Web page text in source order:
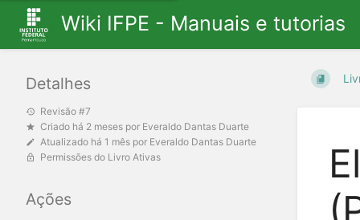
Wiki IFPE - Manuais e tutorias
Detalhes
Revisão #7
Criado há 2 meses por Everaldo Dantas Duarte
Atualizado há 1 mês por Everaldo Dantas Duarte
Permissões do Livro Ativas
Ações